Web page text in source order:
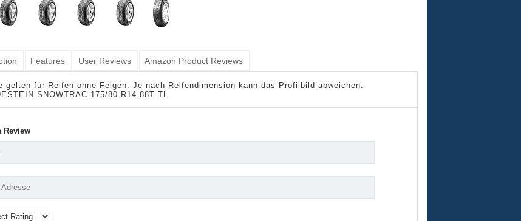
Features User Reviews Amazon Product Reviews
gelten für Reifen ohne Felgen. Je nach Reifendimension kann das Profilbild abweichen.
SNOWTRAC 175/80 R14 88T TL
Review